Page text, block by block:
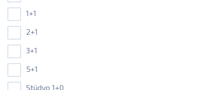
1+1
2+1
3+1
5+1
Stüdyo 1+0